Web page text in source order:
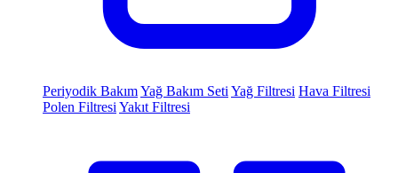
Periyodik BakımYağ Bakım Seti Yağ Filtresi Hava Filtresi
Polen Filtresi Yakıt Filtresi